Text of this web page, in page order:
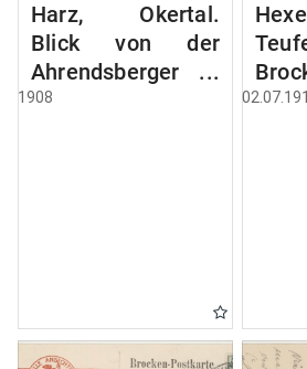
Harz, Okertal.
Blick von der
Ahrendsberger
Klippe
1908